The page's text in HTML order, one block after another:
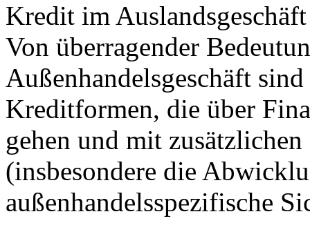
Kredit im Auslandsgeschäft
Von überragender
Außenhandelsgeschäft
Kreditformen, die über
gehen und mit
(insbesondere die
außenhandelsspezifische